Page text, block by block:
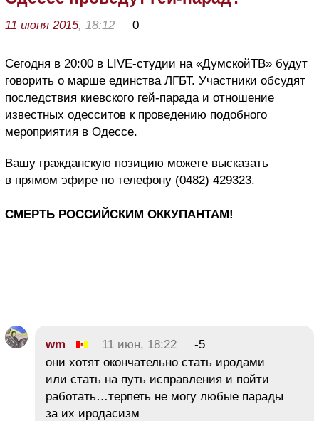
11 июня 2015, 18:12 0
Сегодня в 20:00 в LIVE-студии на «ДумскойТВ» будут
говорить о марше единства ЛГБТ. Участники обсудят
последствия киевского гей-парада и отношение
известных одесситов к проведению подобного
мероприятия в Одессе.
Вашу гражданскую позицию можете высказать
в прямом эфире по телефону (0482) 429323.
СМЕРТЬ РОССИЙСКИМ ОККУПАНТАМ!
wm 11 июн, 18:22
-5
они хотят окончательно стать иродами
или стать на путь исправления и пойти
работать…терпеть не могу любые парады
за их иродасизм